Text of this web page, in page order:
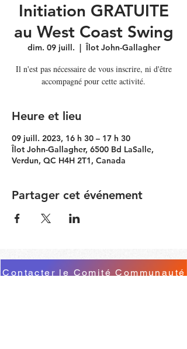
Initiation GRATUITE
au West Coast Swing
dim. 09 juill.
  |
Îlot John-Gallagher
Il n'est pas nécessaire de vous inscrire, ni d'être
accompagné pour cette activité.
Heure et lieu
09 juill. 2023, 16 h 30 – 17 h 30
Îlot John-Gallagher, 6500 Bd LaSalle,
Verdun, QC H4H 2T1, Canada
Partager cet événement
Contacter le Comité Communauté